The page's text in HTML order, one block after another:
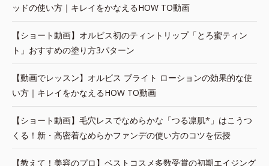
ッドの使い方｜キレイをかなえるHOW TO動画
【ショート動画】オルビス初のティントリップ「とろ蜜ティン
ト」おすすめの塗り方3パターン
【動画でレッスン】オルビス ブライト ローションの効果的な使
い方｜キレイをかなえるHOW TO動画
【ショート動画】毛穴レスでなめらかな「つる凛肌*」はこうつ
くる！新・高密着なめらかファンデの使い方のコツを伝授
【教えて！美容のプロ】ベストコスメ多数受賞の初期エイジング